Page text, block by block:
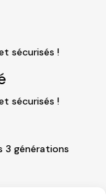
sécurisés !
sécurisés !
3 générations